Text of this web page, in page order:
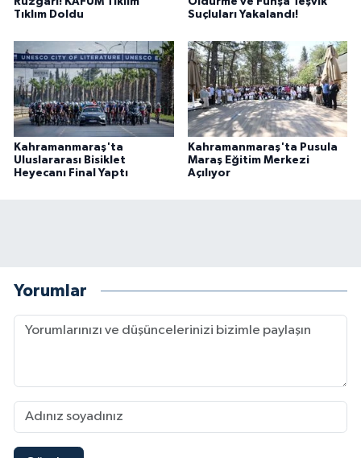
Tıklım Doldu
Suçluları Yakalandı!
Kahramanmaraş'ta
Uluslararası Bisiklet
Heyecanı Final Yaptı
Kahramanmaraş'ta Pusula
Maraş Eğitim Merkezi
Açılıyor
Yorumlar
HABERDE İNSAN